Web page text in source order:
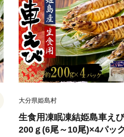
大分県姫島村
生食用凍眠凍結姫島車え
200ｇ(6尾～10尾)×4パッ